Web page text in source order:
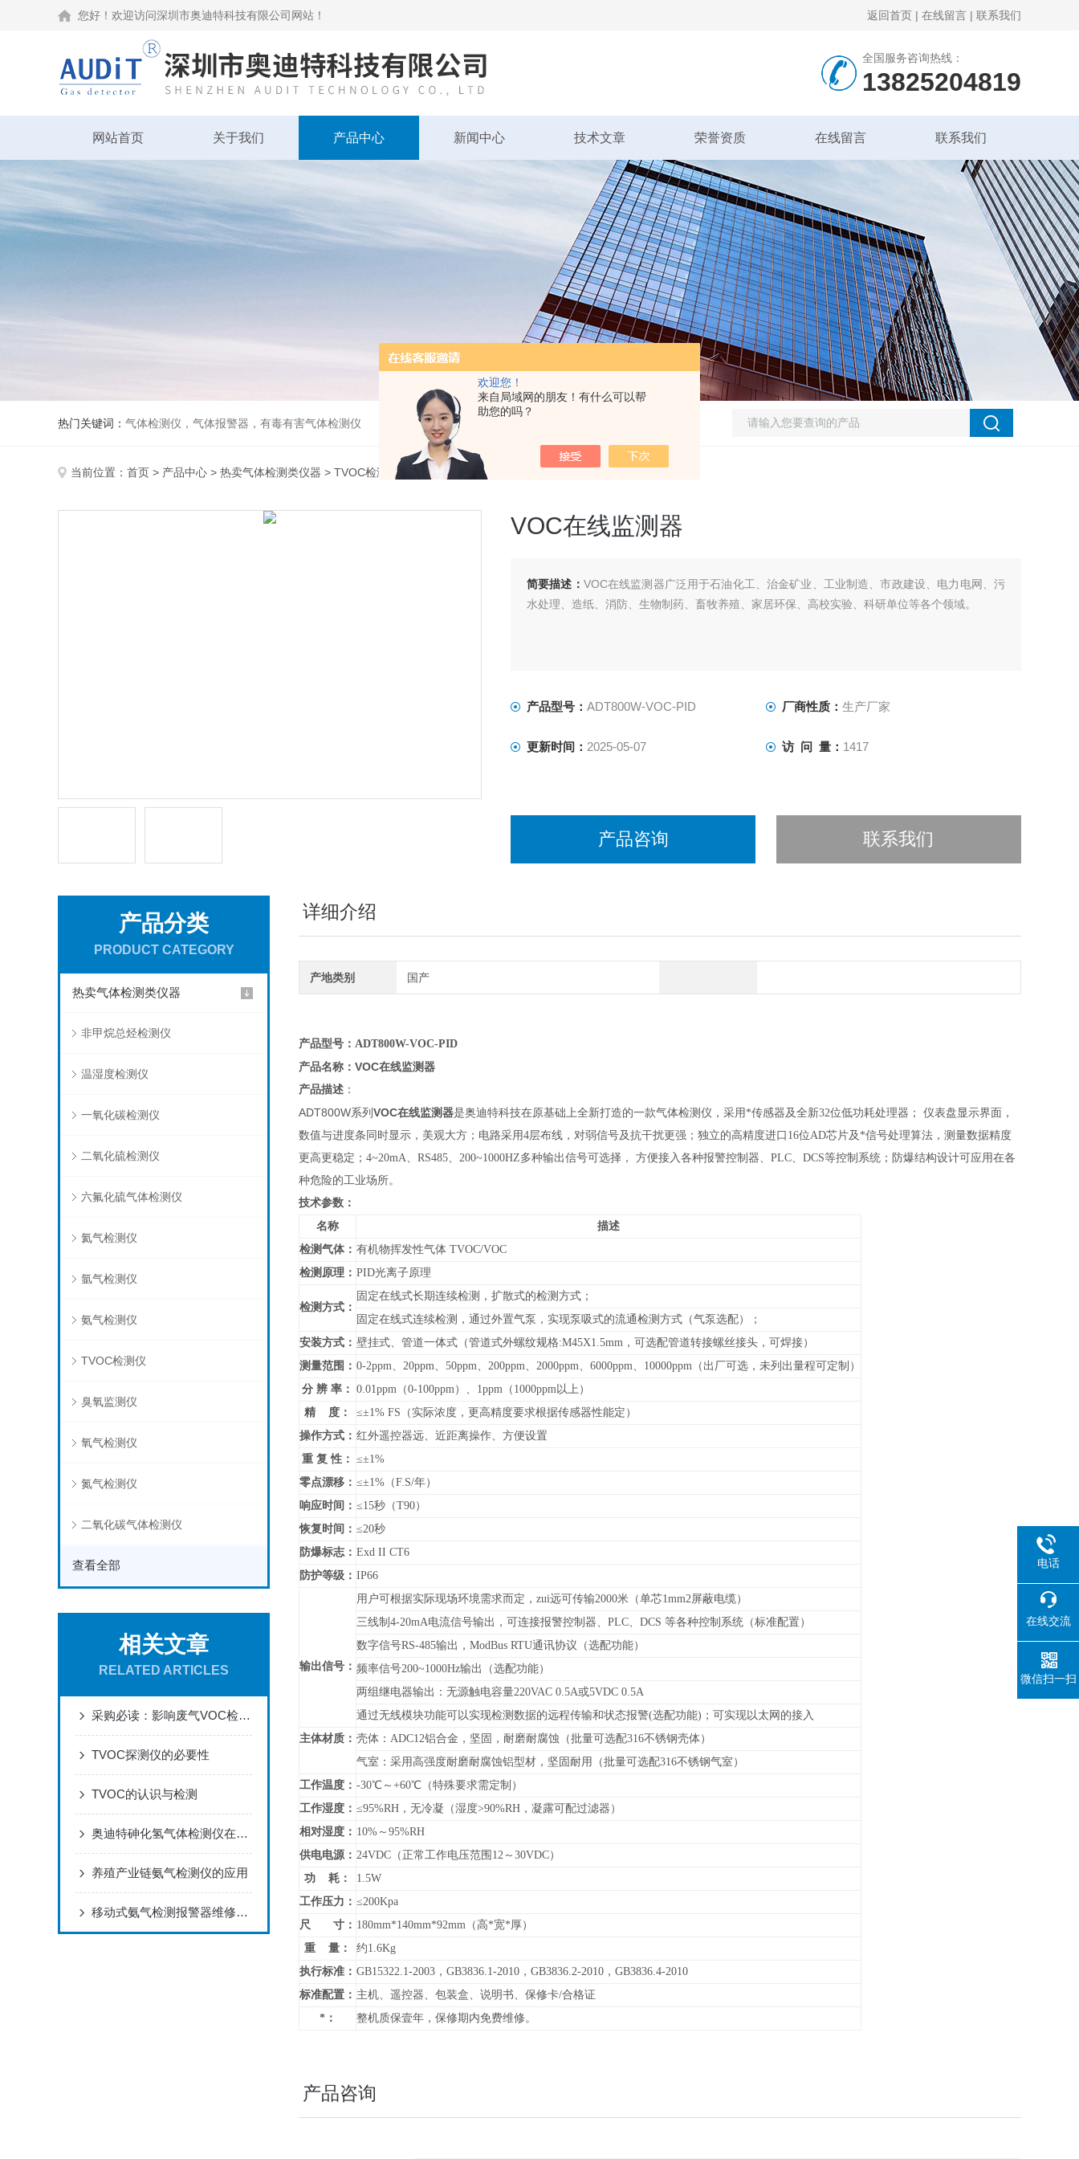
欢迎您！
来自局域网的朋友！有什么可以帮
助您的吗？
您好！欢迎访问深圳市奥迪特科技有限公司网站！ 返回首页 | 在线留言 | 联系我们
全国服务咨询热线：
13825204819
网站首页 关于我们 产品中心 新闻中心 技术文章 荣誉资质 在线留言 联系我们
热门关键词： 气体检测仪，气体报警器，有毒有害气体检测仪
当前位置： 首页 > 产品中心 > 热卖气体检测类仪器 > TVOC检测仪 > ADT800W-VOC-PIDVOC在线监测器
VOC在线监测器
简要描述： VOC在线监测器广泛用于石油化工、治金矿业、工业制造、市政建设、电力电网、污
水处理、造纸、消防、生物制药、畜牧养殖、家居环保、高校实验、科研单位等各个领域。
产品型号： ADT800W-VOC-PID 厂商性质： 生产厂家
更新时间： 2025-05-07 访 问 量： 1417
产品咨询 联系我们
产品分类
PRODUCT CATEGORY
热卖气体检测类仪器
非甲烷总烃检测仪
温湿度检测仪
一氧化碳检测仪
二氧化硫检测仪
六氟化硫气体检测仪
氦气检测仪
氩气检测仪
氨气检测仪
TVOC检测仪
臭氧监测仪
氧气检测仪
氮气检测仪
二氧化碳气体检测仪
查看全部
相关文章
RELATED ARTICLES
采购必读：影响废气VOC检测仪测量精度的七大关键因素
TVOC探测仪的必要性
TVOC的认识与检测
奥迪特砷化氢气体检测仪在金属冶炼的工业应用
养殖产业链氨气检测仪的应用
移动式氨气检测报警器维修几个小技巧，您都了解吗？
详细介绍
产地类别 国产
产品型号：ADT800W-VOC-PID
产品名称： VOC在线监测器
产品描述 ：
ADT800W系列VOC在线监测器是奥迪特科技在原基础上全新打造的一款气体检测仪，采用*传感器及全新32位低功耗处理器； 仪表盘显示界面，
数值与进度条同时显示，美观大方；电路采用4层布线，对弱信号及抗干扰更强；独立的高精度进口16位AD芯片及*信号处理算法，测量数据精度
更高更稳定；4~20mA、RS485、200~1000HZ多种输出信号可选择， 方便接入各种报警控制器、PLC、DCS等控制系统；防爆结构设计可应用在各
种危险的工业场所。
技术参数：
名称
描述
检测气体： 有机物挥发性气体 TVOC/VOC
检测原理： PID光离子原理
检测方式：
固定在线式长期连续检测，扩散式的检测方式；
固定在线式连续检测，通过外置气泵，实现泵吸式的流通检测方式（气泵选配）；
安装方式： 壁挂式、管道一体式（管道式外螺纹规格:M45X1.5mm，可选配管道转接螺丝接头，可焊接）
测量范围： 0-2ppm、20ppm、50ppm、200ppm、2000ppm、6000ppm、10000ppm （ 出厂可选，未列出量程可定制）
分 辨 率： 0.01ppm（0-100ppm）、1ppm（1000ppm以上）
精 度：
≤±1% FS（实际浓度，更高精度要求根据传感器性能定）
操作方式： 红外遥控器远、近距离操作、方便设置
重 复 性： ≤±1%
零点漂移： ≤±1%（F.S/年）
响应时间： ≤15秒（T90）
恢复时间： ≤20秒
防爆标志： Exd II CT6
防护等级： IP66
输出信号：
用户可根据实际现场环境需求而定，zui远可传输2000米（单芯1mm2屏蔽电缆）
三线制4-20mA电流信号输出，可连接报警控制器、PLC、DCS 等各种控制系统（标准配置）
数字信号RS-485输出， ModBus RTU通讯协议 （选配功能）
频率信号200~1000Hz输出（选配功能）
两组继电器输出：无源触电容量220VAC 0.5A或5VDC 0.5A
通过无线模块功能可以实现检测数据的远程传输和状态报警(选配功能)；可实现以太网的接入
主体材质： 壳体：ADC12铝合金，坚固，耐磨耐腐蚀（批量可选配316不锈钢壳体）
气室：采用高强度耐磨耐腐蚀铝型材，坚固耐用（批量可选配316不锈钢气室）
工作温度： -30℃～+60℃（特殊要求需定制）
工作湿度： ≤95%RH，无冷凝（湿度>90%RH，凝露可配过滤器）
相对湿度： 10%～95%RH
供电电源： 24VDC（正常工作电压范围12～30VDC）
功 耗：
1.5W
工作压力： ≤200Kpa
尺 寸： 180mm*140mm*92mm（高*宽*厚）
重 量：
约1.6Kg
执行标准： GB15322.1-2003，GB3836.1-2010，GB3836.2-2010，GB3836.4-2010
标准配置： 主机、遥控器、包装盒、说明书、保修卡/合格证
*：
整机质保壹年，保修期内免费维修。
产品咨询
电话
在线交流
微信扫一扫